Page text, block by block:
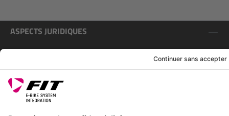
ASPECTS JURIDIQUES